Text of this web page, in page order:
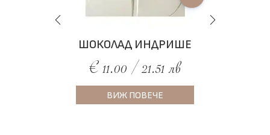
ШОКОЛАД ИНДРИШЕ
€ 11.00 / 21.51 лв
ВИЖ ПОВЕЧЕ